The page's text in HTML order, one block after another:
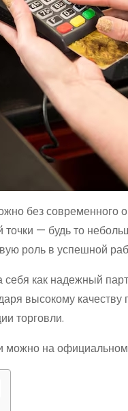
без современного
— будь то
роль в успешной
как надежный
высокому
торговли.
можно на официальном